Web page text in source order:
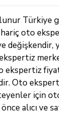
Türkiye
oto
değişkendir,
Oto
için
alıcı ve